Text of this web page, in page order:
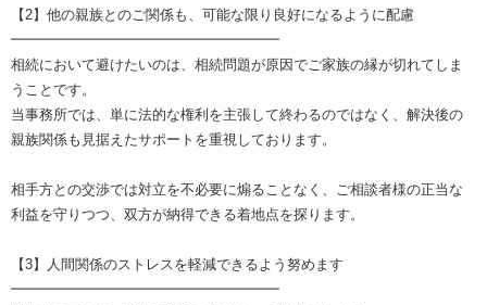
【2】他の親族とのご関係も、可能な限り良好になるように配慮
━━━━━━━━━━━━━━━━━━━
相続において避けたいのは、相続問題が原因でご家族の縁が切れてしま
うことです。
当事務所では、単に法的な権利を主張して終わるのではなく、解決後の
親族関係も見据えたサポートを重視しております。
相手方との交渉では対立を不必要に煽ることなく、ご相談者様の正当な
利益を守りつつ、双方が納得できる着地点を探ります。
【3】人間関係のストレスを軽減できるよう努めます
━━━━━━━━━━━━━━━━━━━